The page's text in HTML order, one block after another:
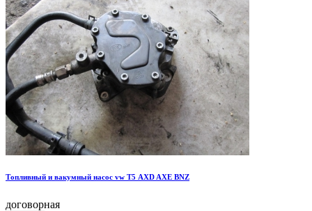
Топливный и вакумный насос vw Т5 AXD AXE BNZ
договорная